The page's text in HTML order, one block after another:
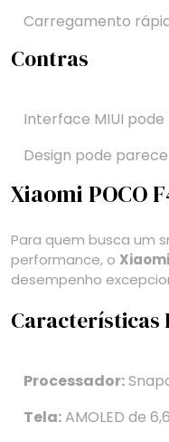
Carregamento
Contras
Interface MIUI
Design pode
Xiaomi POCO
Para quem busca um
performance, o Xiaomi
desempenho
Características
Processador:
Tela:AMOLED de